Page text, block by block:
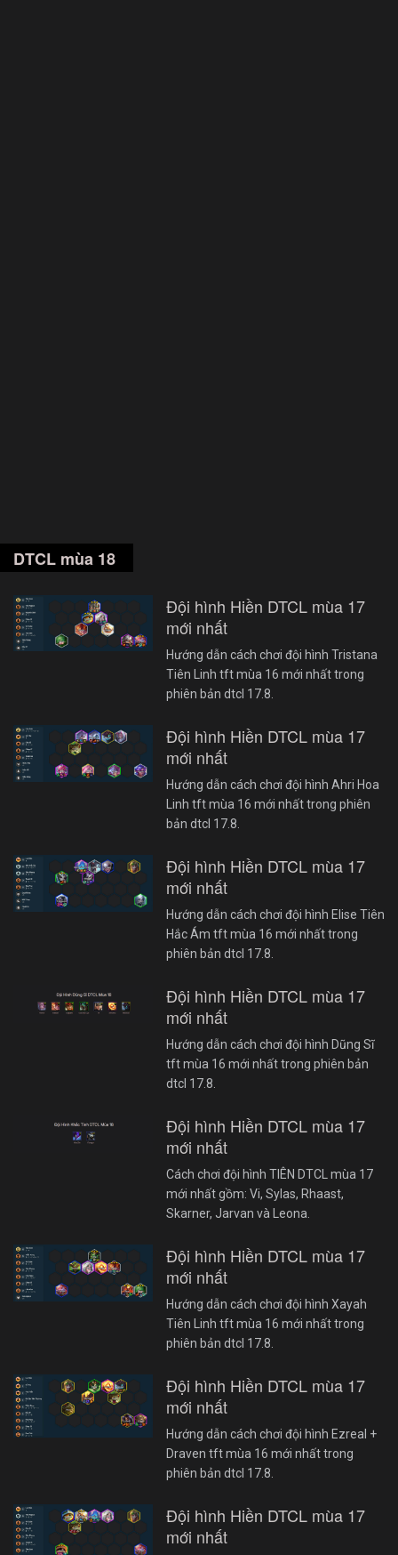
DTCL mùa 18
Đội hình Hiền DTCL mùa 17
mới nhất
Hướng dẫn cách chơi đội hình Tristana
Tiên Linh tft mùa 16 mới nhất trong
phiên bản dtcl 17.8.
Đội hình Hiền DTCL mùa 17
mới nhất
Hướng dẫn cách chơi đội hình Ahri Hoa
Linh tft mùa 16 mới nhất trong phiên
bản dtcl 17.8.
Đội hình Hiền DTCL mùa 17
mới nhất
Hướng dẫn cách chơi đội hình Elise Tiên
Hắc Ám tft mùa 16 mới nhất trong
phiên bản dtcl 17.8.
Đội hình Hiền DTCL mùa 17
mới nhất
Hướng dẫn cách chơi đội hình Dũng Sĩ
tft mùa 16 mới nhất trong phiên bản
dtcl 17.8.
Đội hình Hiền DTCL mùa 17
mới nhất
Cách chơi đội hình TIÊN DTCL mùa 17
mới nhất gồm: Vi, Sylas, Rhaast,
Skarner, Jarvan và Leona.
Đội hình Hiền DTCL mùa 17
mới nhất
Hướng dẫn cách chơi đội hình Xayah
Tiên Linh tft mùa 16 mới nhất trong
phiên bản dtcl 17.8.
Đội hình Hiền DTCL mùa 17
mới nhất
Hướng dẫn cách chơi đội hình Ezreal +
Draven tft mùa 16 mới nhất trong
phiên bản dtcl 17.8.
Đội hình Hiền DTCL mùa 17
mới nhất